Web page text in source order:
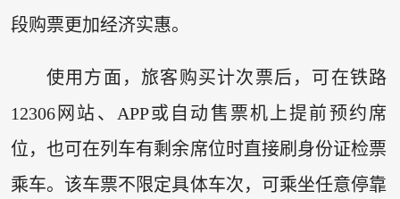
段购票更加经济实惠。
使用方面，旅客购买计次票后，可在铁路
12306网站、APP或自动售票机上提前预约席
位，也可在列车有剩余席位时直接刷身份证检票
乘车。该车票不限定具体车次，可乘坐任意停靠